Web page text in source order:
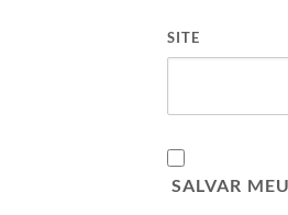
SITE
SALVAR